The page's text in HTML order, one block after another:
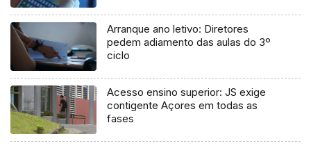
Arranque ano letivo: Diretores
pedem adiamento das aulas do 3º
ciclo
Acesso ensino superior: JS exige
contigente Açores em todas as
fases